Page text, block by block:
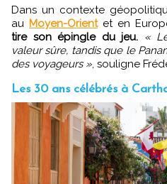
Dans un contexte
au Moyen-Orientet en
tire son épingle du jeu. «
valeur sûre, tandis que le
des voyageurs », souligne
Les 30 ans célébrés à